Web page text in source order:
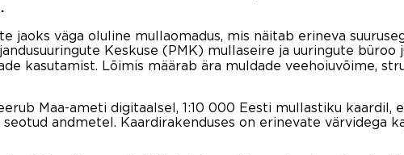
jaoks väga oluline mullaomadus, mis näitab erineva
Keskuse (PMK) mullaseire ja uuringute büroo
kasutamist. Lõimis määrab ära muldade veehoiuvõime,
Maa-ameti digitaalsel, 1:10 000 Eesti mullastiku kaardil,
andmetel. Kaardirakenduses on erinevate värvidega